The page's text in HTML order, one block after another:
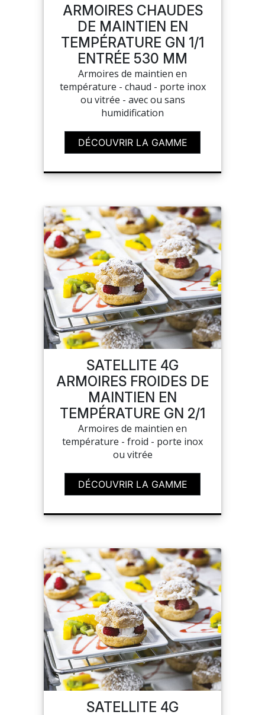
ARMOIRES CHAUDES
DE MAINTIEN EN
TEMPÉRATURE GN 1/1
ENTRÉE 530 MM
Armoires de maintien en
température - chaud - porte inox
ou vitrée - avec ou sans
humidification
DÉCOUVRIR LA GAMME
SATELLITE 4G
ARMOIRES FROIDES DE
MAINTIEN EN
TEMPÉRATURE GN 2/1
Armoires de maintien en
température - froid - porte inox
ou vitrée
DÉCOUVRIR LA GAMME
SATELLITE 4G